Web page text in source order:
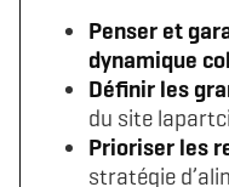
Penser et
dynamique
Définir les
du site
Prioriser les
stratégie